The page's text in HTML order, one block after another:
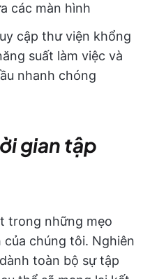
các màn hình
cập thư viện khổng
suất làm việc và
nhanh chóng
gian tập
trong những mẹo
chúng tôi. Nghiên
toàn bộ sự tập